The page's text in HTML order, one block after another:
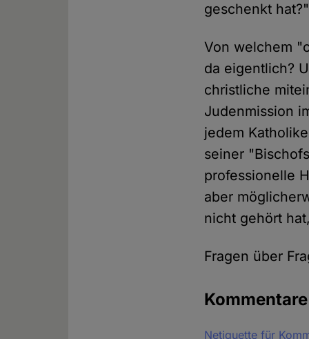
geschenkt hat?"
Von welchem
da eigentlich?
christliche
Judenmission
jedem
seiner
professionelle
aber
nicht gehört
Fragen über
Kommentare
Netiquette für